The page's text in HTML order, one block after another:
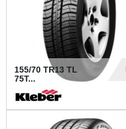
155/70 TR13 TL
75T...